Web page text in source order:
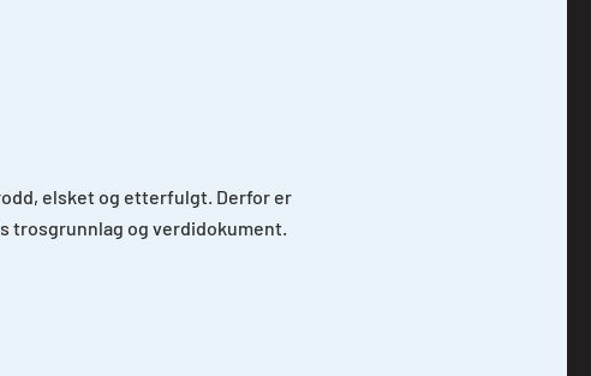
elsket og etterfulgt. Derfor er
trosgrunnlag og verdidokument.